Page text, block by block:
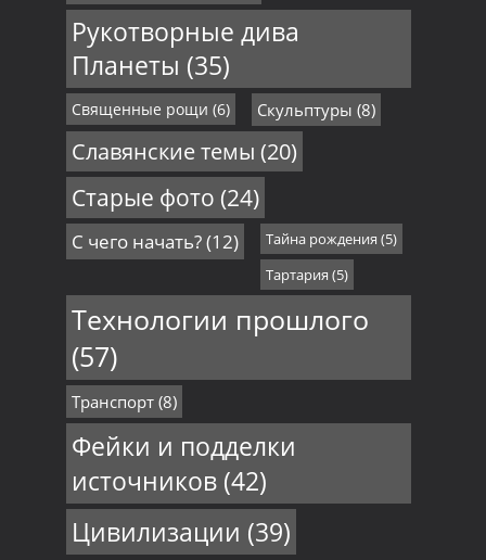
Рукотворные дива
Планеты (35)
Священные рощи (6) Скульптуры (8)
Славянские темы (20)
Старые фото (24)
С чего начать?(12) Тайна рождения (5)
Тартария (5)
Технологии прошлого
(57)
Транспорт(8)
Фейки и подделки
источников(42)
Цивилизации (39)